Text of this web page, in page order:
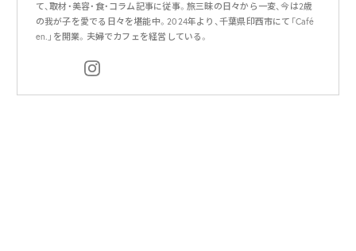
て、取材・美容・食・コラム記事に従事。旅三昧の日々から一変、今は2歳
の我が子を愛でる日々を堪能中。2024年より、千葉県印西市にて「Café
en.」を開業。夫婦でカフェを経営している。